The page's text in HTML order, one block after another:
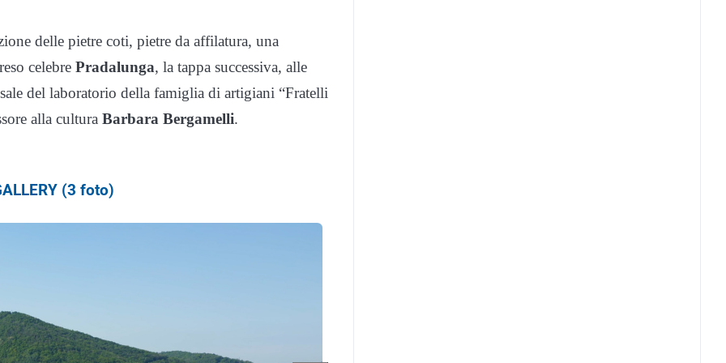
delle pietre coti, pietre da affilatura, una
celebre Pradalunga, la tappa successiva, alle
del laboratorio della famiglia di artigiani “Fratelli
alla cultura Barbara Bergamelli.
(3 foto)